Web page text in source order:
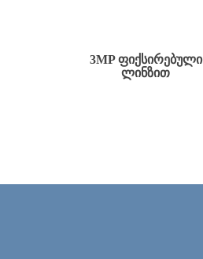
3MP ᲤᲘᲥᲡᲘᲠᲔᲑᲣᲚᲘ
ᲚᲘᲜᲖᲘᲗ